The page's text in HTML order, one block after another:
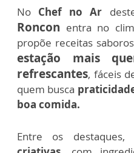
No Chef no Ar
Roncon entra no
propõe receitas
estação mais
refrescantes, fáceis
quem busca
boa comida.
Entre os destaques,